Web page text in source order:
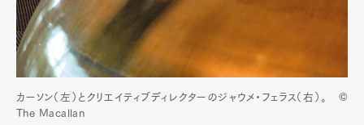
カーソン（左）とクリエイティブディレクターのジャウメ・フェラス（右）。 ©
The Macallan